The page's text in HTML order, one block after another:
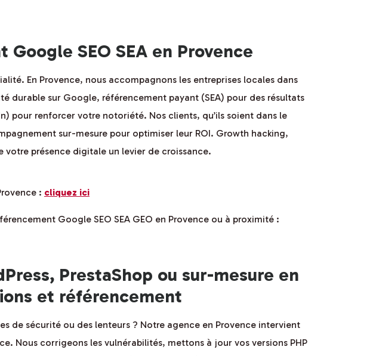
SEO SEA en Provence
En Provence, nous accompagnons les entreprises locales dans
durable sur Google, référencement payant (SEA) pour des résultats
pour renforcer votre notoriété. Nos clients, qu’ils soient dans le
sur-mesure pour optimiser leur ROI. Growth hacking,
présence digitale un levier de croissance.
: cliquez ici
Google SEO SEA GEO en Provence ou à proximité :
PrestaShop ou sur-mesure en
et référencement
de sécurité ou des lenteurs ? Notre agence en Provence intervient
Nous corrigeons les vulnérabilités, mettons à jour vos versions PHP